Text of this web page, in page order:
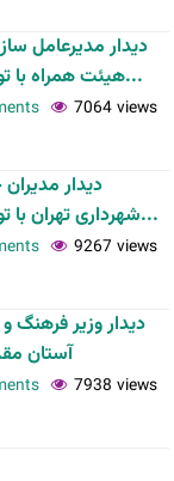
دیدار مدیرعامل
هیئت همراه با تولیت آستان مقدس حضرت...
7064 views
شهرداری تهران با تولیت آستان مقدس حضرت...
9267 views
دیدار وزیر فرهنگ
آستان
7938 views